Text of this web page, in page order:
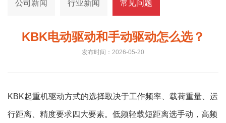
公司新闻 行业新闻 常见问题
KBK电动驱动和手动驱动怎么选？
发布时间：2026-05-20
KBK起重机驱动方式的选择取决于工作频率、载荷重量、运
行距离、精度要求四大要素。低频轻载短距离选手动，高频